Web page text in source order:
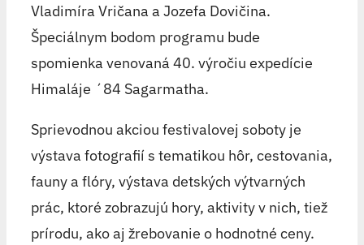
Vladimíra Vričana a Jozefa Dovičina.
Špeciálnym bodom programu bude
spomienka venovaná 40. výročiu expedície
Himaláje ´84 Sagarmatha.
Sprievodnou akciou festivalovej soboty je
výstava fotografií s tematikou hôr, cestovania,
fauny a flóry, výstava detských výtvarných
prác, ktoré zobrazujú hory, aktivity v nich, tiež
prírodu, ako aj žrebovanie o hodnotné ceny.